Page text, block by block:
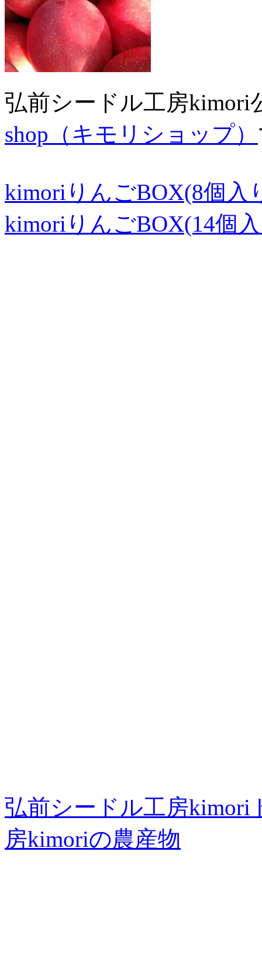
弘前シードル工房kimori
shop（キモリショップ）
kimoriりんごBOX(8個入
kimoriりんごBOX(14個
弘前シードル工房kimori
房kimoriの農産物